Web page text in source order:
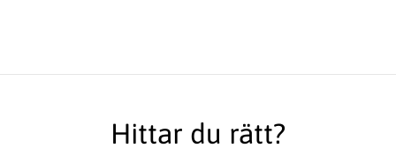
Hittar du rätt?